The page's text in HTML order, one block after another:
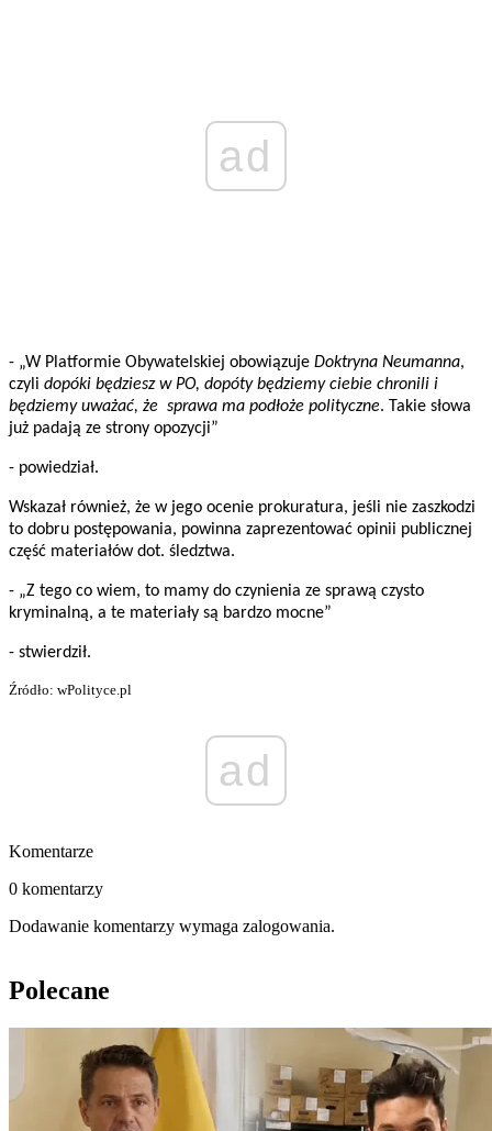
ad
- „W Platformie Obywatelskiej obowiązuje Doktryna Neumanna,
czyli dopóki będziesz w PO, dopóty będziemy ciebie chronili i
będziemy uważać, że sprawa ma podłoże polityczne. Takie słowa
już padają ze strony opozycji”
- powiedział.
Wskazał również, że w jego ocenie prokuratura, jeśli nie zaszkodzi
to dobru postępowania, powinna zaprezentować opinii publicznej
część materiałów dot. śledztwa.
- „Z tego co wiem, to mamy do czynienia ze sprawą czysto
kryminalną, a te materiały są bardzo mocne”
- stwierdził.
Źródło: wPolityce.pl
ad
Komentarze
0 komentarzy
Dodawanie komentarzy wymaga zalogowania.
Polecane